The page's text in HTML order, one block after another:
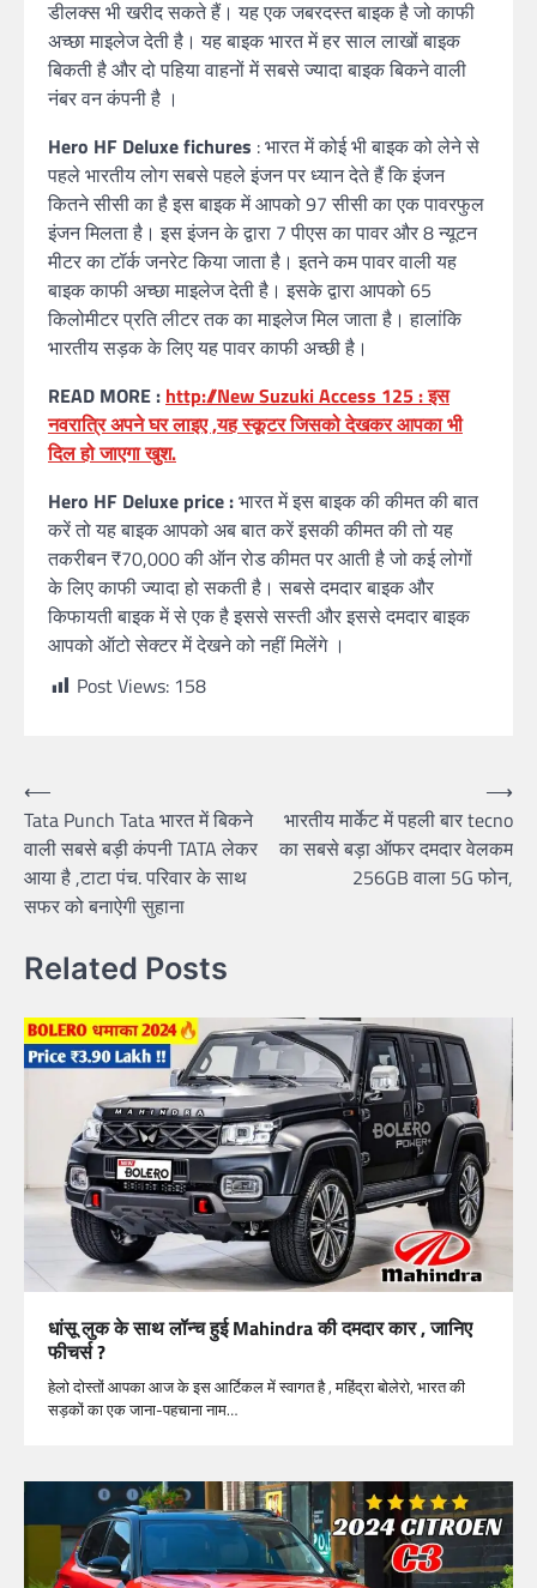
डीलक्स भी खरीद सकते हैं। यह एक जबरदस्त बाइक है जो काफी
अच्छा माइलेज देती है। यह बाइक भारत में हर साल लाखों बाइक
बिकती है और दो पहिया वाहनों में सबसे ज्यादा बाइक बिकने वाली
नंबर वन कंपनी है ।
Hero HF Deluxe fichures : भारत में कोई भी बाइक को लेने से
पहले भारतीय लोग सबसे पहले इंजन पर ध्यान देते हैं कि इंजन
कितने सीसी का है इस बाइक में आपको 97 सीसी का एक पावरफुल
इंजन मिलता है। इस इंजन के द्वारा 7 पीएस का पावर और 8 न्यूटन
मीटर का टॉर्क जनरेट किया जाता है। इतने कम पावर वाली यह
बाइक काफी अच्छा माइलेज देती है। इसके द्वारा आपको 65
किलोमीटर प्रति लीटर तक का माइलेज मिल जाता है। हालांकि
भारतीय सड़क के लिए यह पावर काफी अच्छी है।
READ MORE : http://New Suzuki Access 125 : इस
नवरात्रि अपने घर लाइए ,यह स्कूटर जिसको देखकर आपका भी
दिल हो जाएगा खुश.
Hero HF Deluxe price :भारत में इस बाइक की कीमत की बात
करें तो यह बाइक आपको अब बात करें इसकी कीमत की तो यह
तकरीबन ₹70,000 की ऑन रोड कीमत पर आती है जो कई लोगों
के लिए काफी ज्यादा हो सकती है। सबसे दमदार बाइक और
किफायती बाइक में से एक है इससे सस्ती और इससे दमदार बाइक
आपको ऑटो सेक्टर में देखने को नहीं मिलेंगे ।
Post Views: 158
Post
navigation
⟵
Tata Punch Tata भारत में बिकने
वाली सबसे बड़ी कंपनी TATA लेकर
आया है ,टाटा पंच. परिवार के साथ
सफर को बनाऐगी सुहाना
भारतीय मार्केट में पहली बार ‍tecno
का सबसे बड़ा ऑफर दमदार वेलकम
256GB वाला 5G फोन,
⟶
Related Posts
धांसू लुक के साथ लॉन्च हुई Mahindra की दमदार कार , जानिए
फीचर्स ?
हेलो दोस्तों आपका आज के इस आर्टिकल में स्वागत है , महिंद्रा बोलेरो, भारत की
सड़कों का एक जाना-पहचाना नाम…